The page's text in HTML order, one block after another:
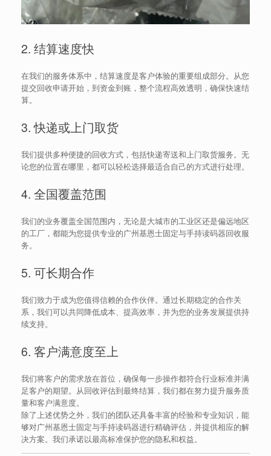
2. 结算速度快
在我们的服务体系中，结算速度是客户体验的重要组成部分。从您
提交回收申请开始，到资金到账，整个流程高效透明，确保快速结
算。
3. 快递或上门取货
我们提供多种便捷的回收方式，包括快递寄送和上门取货服务。无
论您的位置在哪里，都可以轻松选择最适合自己的方式进行处理。
4. 全国覆盖范围
我们的业务覆盖全国范围内，无论是大城市的工业区还是偏远地区
的工厂，都能为您提供专业的广州基恩士固定与手持读码器回收服
务。
5. 可长期合作
我们致力于成为您值得信赖的合作伙伴。通过长期稳定的合作关
系，我们可以共同降低成本、提高效率，并为您的业务发展提供持
续支持。
6. 客户满意度至上
我们将客户的需求放在首位，确保每一步操作都符合行业标准并满
足客户的期望。从回收评估到最终结算，我们都在努力提升服务质
量和客户满意度。
除了上述优势之外，我们的团队还具备丰富的经验和专业知识，能
够对广州基恩士固定与手持读码器进行精确评估，并提供相应的解
决方案。我们承诺以最高标准保护您的隐私和权益。